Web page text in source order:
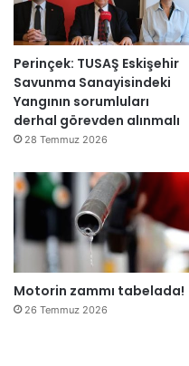
Perinçek: TUSAŞ Eskişehir
Savunma Sanayisindeki
Yangının sorumluları
derhal görevden alınmalı
28 Temmuz 2026
Motorin zammı tabelada!
26 Temmuz 2026